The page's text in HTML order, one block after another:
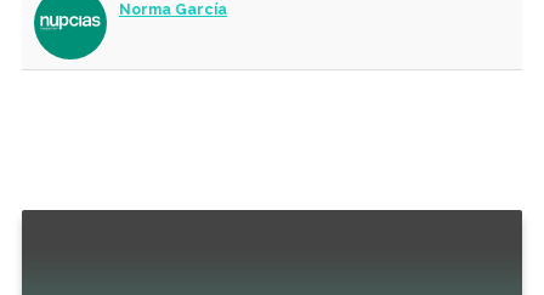
Norma García